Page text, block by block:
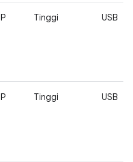
Tinggi USB
Tinggi USB